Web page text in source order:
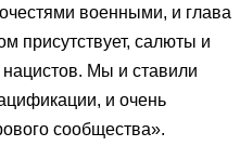
военными, и глава
присутствует, салюты и
нацистов. Мы и ставили
и очень
сообщества».